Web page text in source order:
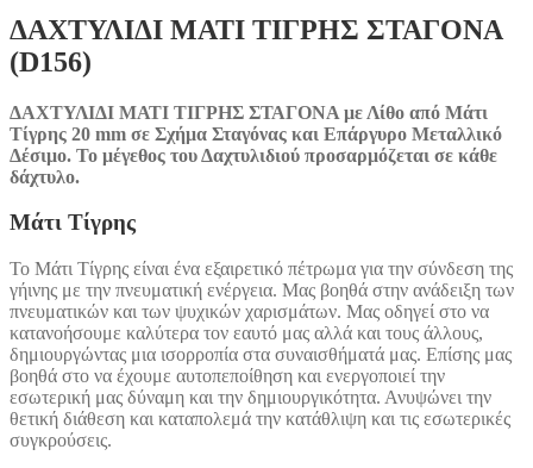
ΔΑΧΤΥΛΙΔΙ ΜΑΤΙ ΤΙΓΡΗΣ ΣΤΑΓΟΝΑ
(D156)
ΔΑΧΤΥΛΙΔΙ ΜΑΤΙ ΤΙΓΡΗΣ ΣΤΑΓΟΝΑ με Λίθο από Μάτι
Τίγρης 20 mm σε Σχήμα Σταγόνας και Επάργυρο Μεταλλικό
Δέσιμο. Το μέγεθος του Δαχτυλιδιού προσαρμόζεται σε κάθε
δάχτυλο.
Μάτι Τίγρης
Το Μάτι Τίγρης είναι ένα εξαιρετικό πέτρωμα για την σύνδεση της
γήινης με την πνευματική ενέργεια. Μας βοηθά στην ανάδειξη των
πνευματικών και των ψυχικών χαρισμάτων. Μας οδηγεί στο να
κατανοήσουμε καλύτερα τον εαυτό μας αλλά και τους άλλους,
δημιουργώντας μια ισορροπία στα συναισθήματά μας. Επίσης μας
βοηθά στο να έχουμε αυτοπεποίθηση και ενεργοποιεί την
εσωτερική μας δύναμη και την δημιουργικότητα. Ανυψώνει την
θετική διάθεση και καταπολεμά την κατάθλιψη και τις εσωτερικές
συγκρούσεις.